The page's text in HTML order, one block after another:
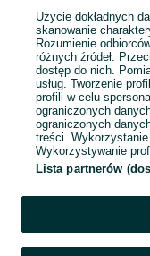
Użycie dokładnych
skanowanie
Rozumienie
różnych źródeł.
dostęp do nich.
usług. Tworzenie
profili w celu
ograniczonych
ograniczonych
treści.
Wykorzystywanie
Lista partnerów